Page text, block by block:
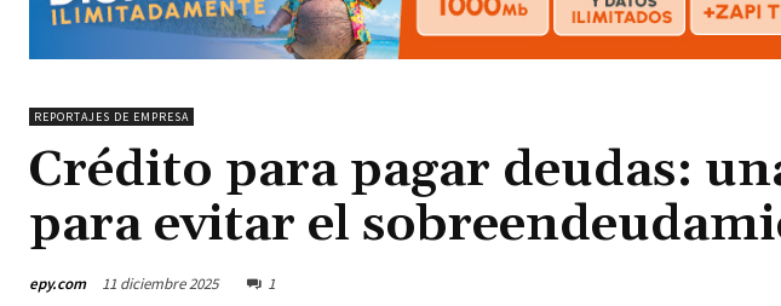
REPORTAJES DE EMPRESA
Crédito para pagar deudas:
para evitar el
epy.com 11 diciembre 2025 1